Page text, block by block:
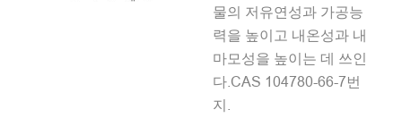
물의 저유연성과 가공능
력을 높이고 내온성과 내
마모성을 높이는 데 쓰인
다.CAS 104780-66-7번
지.